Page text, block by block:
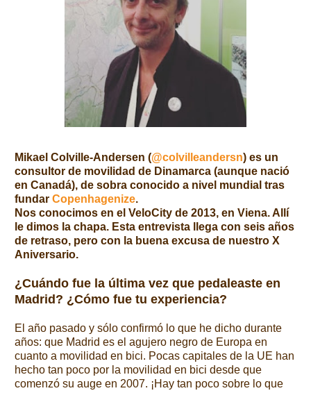
Mikael Colville-Andersen (@colvilleandersn) es un
consultor de movilidad de Dinamarca (aunque nació
en Canadá), de sobra conocido a nivel mundial tras
fundar Copenhagenize.
Nos conocimos en el VeloCity de 2013, en Viena. Allí
le dimos la chapa. Esta entrevista llega con seis años
de retraso, pero con la buena excusa de nuestro X
Aniversario.
¿Cuándo fue la última vez que pedaleaste en
Madrid? ¿Cómo fue tu experiencia?
El año pasado y sólo confirmó lo que he dicho durante
años: que Madrid es el agujero negro de Europa en
cuanto a movilidad en bici. Pocas capitales de la UE han
hecho tan poco por la movilidad en bici desde que
comenzó su auge en 2007. ¡Hay tan poco sobre lo que